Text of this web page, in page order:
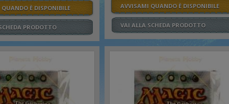
È DISPONIBILE
PRODOTTO
AVVISAMI QUANDO È DISPONIBILE
VAI ALLA SCHEDA PRODOTTO